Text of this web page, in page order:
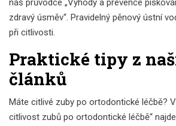
náš průvodce „Výhody a prevence
zdravý úsměv“. Pravidelný pěnový ústní
při citlivosti.
Praktické tipy z
článků
Máte citlivé zuby po ortodontické léčbě?
citlivost zubů po ortodontické léčbě“